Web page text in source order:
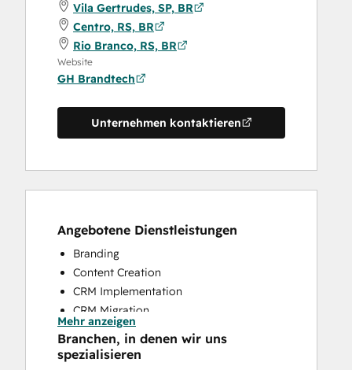
Vila Gertrudes, SP, BR
Centro, RS, BR
Rio Branco, RS, BR
Website
GH Brandtech
Unternehmen kontaktieren
Angebotene Dienstleistungen
Branding
Content Creation
CRM Implementation
CRM Migration
Full Inbound Marketing Services
HubSpot Onboarding
Mehr anzeigen
Branchen, in denen wir uns
spezialisieren